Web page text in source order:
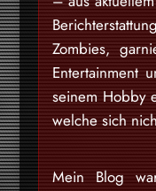
Zombies,
Entertainment
seinem Hobby
welche sich
Mein Blog